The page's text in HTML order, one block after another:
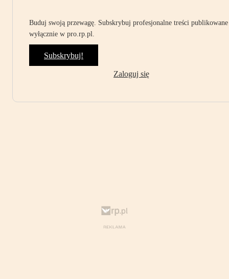
Buduj swoją przewagę. Subskrybuj profesjonalne treści publikowane
wyłącznie w pro.rp.pl.
Subskrybuj!
Zaloguj się